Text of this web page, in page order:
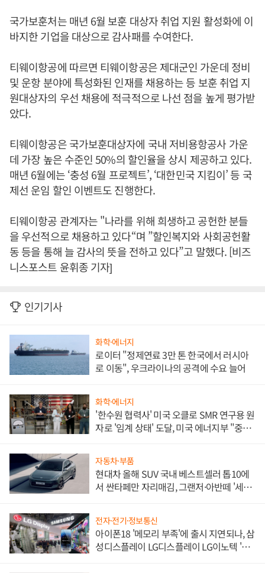
국가보훈처는 매년 6월 보훈 대상자 취업 지원 활성화에 이
바지한 기업을 대상으로 감사패를 수여한다.
티웨이항공에 따르면 티웨이항공은 제대군인 가운데 정비
및 운항 분야에 특성화된 인재를 채용하는 등 보훈 취업 지
원대상자의 우선 채용에 적극적으로 나선 점을 높게 평가받
았다.
티웨이항공은 국가보훈대상자에 국내 저비용항공사 가운
데 가장 높은 수준인 50%의 할인율을 상시 제공하고 있다.
매년 6월에는 ‘충성 6월 프로젝트’, ‘대한민국 지킴이’ 등 국
제선 운임 할인 이벤트도 진행한다.
티웨이항공 관계자는 "나라를 위해 희생하고 공헌한 분들
을 우선적으로 채용하고 있다“며 ”할인복지와 사회공헌활
동 등을 통해 늘 감사의 뜻을 전하고 있다”고 말했다. [비즈
니스포스트 윤휘종 기자]
인기기사
화학·에너지
로이터 "정제연료 3만 톤 한국에서 러시아
로 이동", 우크라이나의 공격에 수요 늘어
화학·에너지
'한수원 협력사' 미국 오클로 SMR 연구용 원
자로 '임계 상태' 도달, 미국 에너지부 "중요
자동차·부품
현대차 올해 SUV 국내 베스트셀러 톱10에
서 싼타페만 자리매김, 그랜저·아반떼 '세단
전자·전기·정보통신
아이폰18 '메모리 부족'에 출시 지연되나, 삼
성디스플레이 LG디스플레이 LG이노텍 '탈